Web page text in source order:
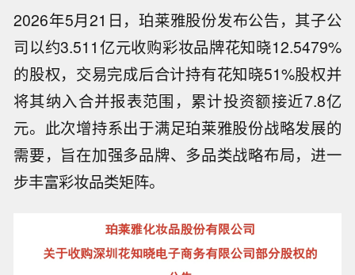
2026年5月21日，珀莱雅股份发布公告，其子公
司以约3.511亿元收购彩妆品牌花知晓12.5479%
的股权，交易完成后合计持有花知晓51%股权并
将其纳入合并报表范围，累计投资额接近7.8亿
元。此次增持系出于满足珀莱雅股份战略发展的
需要，旨在加强多品牌、多品类战略布局，进一
步丰富彩妆品类矩阵。